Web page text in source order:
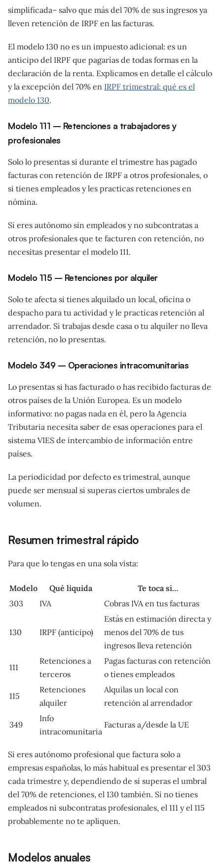
simplificada– salvo que más del 70% de sus ingresos ya
lleven retención de IRPF en las facturas.
El modelo 130 no es un impuesto adicional: es un
anticipo del IRPF que pagarías de todas formas en la
declaración de la renta. Explicamos en detalle el cálculo
y la excepción del 70% en IRPF trimestral: qué es el
modelo 130.
Modelo 111 – Retenciones a trabajadores y
profesionales
Solo lo presentas si durante el trimestre has pagado
facturas con retención de IRPF a otros profesionales, o
si tienes empleados y les practicas retenciones en
nómina.
Si eres autónomo sin empleados y no subcontratas a
otros profesionales que te facturen con retención, no
necesitas presentar el modelo 111.
Modelo 115 – Retenciones por alquiler
Solo te afecta si tienes alquilado un local, oficina o
despacho para tu actividad y le practicas retención al
arrendador. Si trabajas desde casa o tu alquiler no lleva
retención, no lo presentas.
Modelo 349 – Operaciones intracomunitarias
Lo presentas si has facturado o has recibido facturas de
otros países de la Unión Europea. Es un modelo
informativo: no pagas nada en él, pero la Agencia
Tributaria necesita saber de esas operaciones para el
sistema VIES de intercambio de información entre
países.
La periodicidad por defecto es trimestral, aunque
puede ser mensual si superas ciertos umbrales de
volumen.
Resumen trimestral rápido
Para que lo tengas en una sola vista:
Modelo Qué liquida
Te toca si…
303
IVA Cobras IVA en tus facturas
130 IRPF (anticipo)
Estás en estimación directa y
menos del 70% de tus
ingresos lleva retención
111
Retenciones a
terceros
Pagas facturas con retención
o tienes empleados
115
Retenciones
alquiler
Alquilas un local con
retención al arrendador
349
Info
intracomunitaria
Facturas a/desde la UE
Si eres autónomo profesional que factura solo a
empresas españolas, lo más habitual es presentar el 303
cada trimestre y, dependiendo de si superas el umbral
del 70% de retenciones, el 130 también. Si no tienes
empleados ni subcontratas profesionales, el 111 y el 115
probablemente no te apliquen.
Modelos anuales